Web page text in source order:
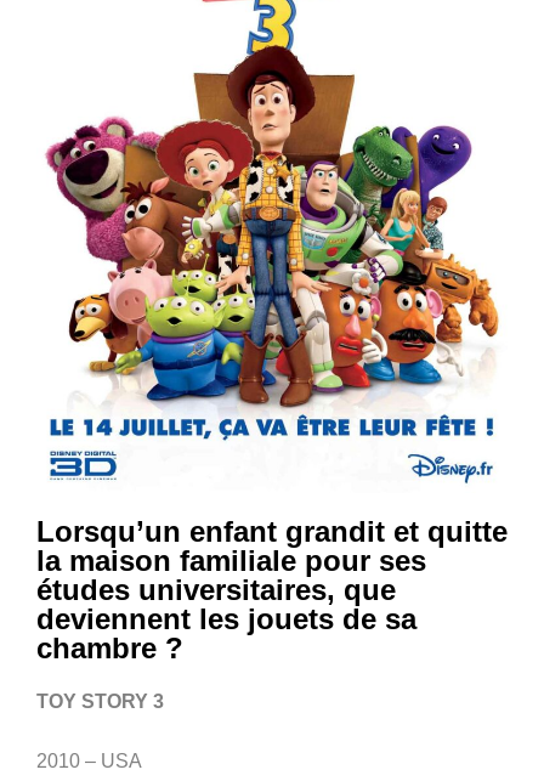
Lorsqu’un enfant grandit et quitte
la maison familiale pour ses
études universitaires, que
deviennent les jouets de sa
chambre ?
TOY STORY 3
2010 – USA